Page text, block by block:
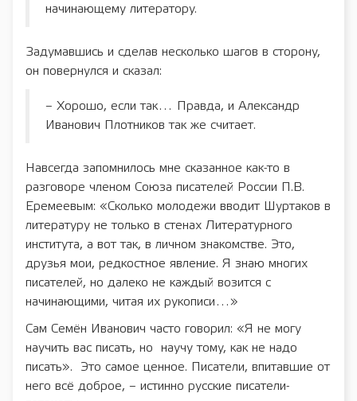
начинающему литератору.
Задумавшись и сделав несколько шагов в сторону,
он повернулся и сказал:
– Хорошо, если так… Правда, и Александр
Иванович Плотников так же считает.
Навсегда запомнилось мне сказанное как-то в
разговоре членом Союза писателей России П.В.
Еремеевым: «Сколько молодежи вводит Шуртаков в
литературу не только в стенах Литературного
института, а вот так, в личном знакомстве. Это,
друзья мои, редкостное явление. Я знаю многих
писателей, но далеко не каждый возится с
начинающими, читая их рукописи…»
Сам Семён Иванович часто говорил: «Я не могу
научить вас писать, но научу тому, как не надо
писать». Это самое ценное. Писатели, впитавшие от
него всё доброе, – истинно русские писатели-